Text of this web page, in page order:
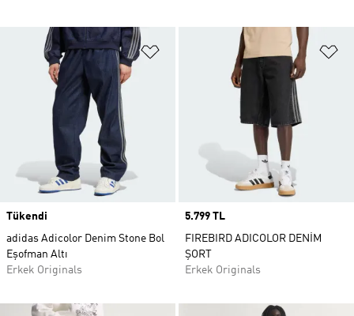
Favori Listesine Ekle
Tükendi
adidas Adicolor Denim Stone Bol
Eşofman Altı
Erkek Originals
Price
5.799 TL
FIREBIRD ADICOLOR DENİM
ŞORT
Erkek Originals